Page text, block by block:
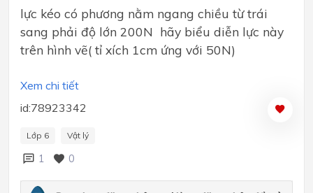
lực kéo có phương nằm ngang chiều từ trái
sang phải độ lớn 200N hãy biểu diễn lực này
trên hình vẽ( tỉ xích 1cm ứng với 50N)
Xem chi tiết
id:78923342
Lớp 6 Vật lý
1 0